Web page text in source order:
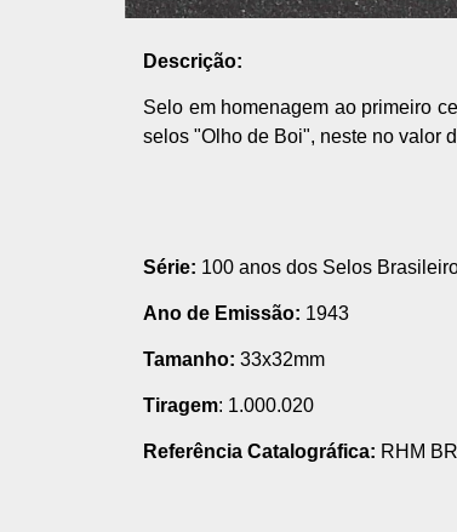
Descrição:
Selo em homenagem ao primeiro
selos "Olho de Boi", neste no valor
Série: 100 anos dos Selos
Ano de Emissão: 1943
Tamanho: 33x32mm
Tiragem: 1.000.020
Referência Catalográfica: RHM